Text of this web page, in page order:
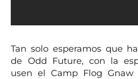
Tan solo esperamos que
de Odd Future, con la
usen el Camp Flog Gnaw